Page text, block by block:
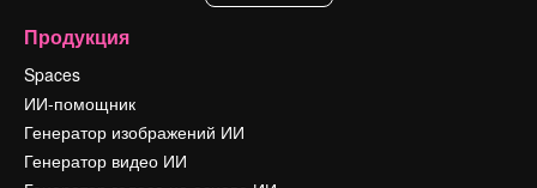
Продукция
Spaces
ИИ-помощник
Генератор изображений ИИ
Генератор видео ИИ